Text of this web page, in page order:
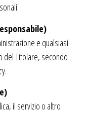
e qualsiasi
del Titolare, secondo
il servizio o altro